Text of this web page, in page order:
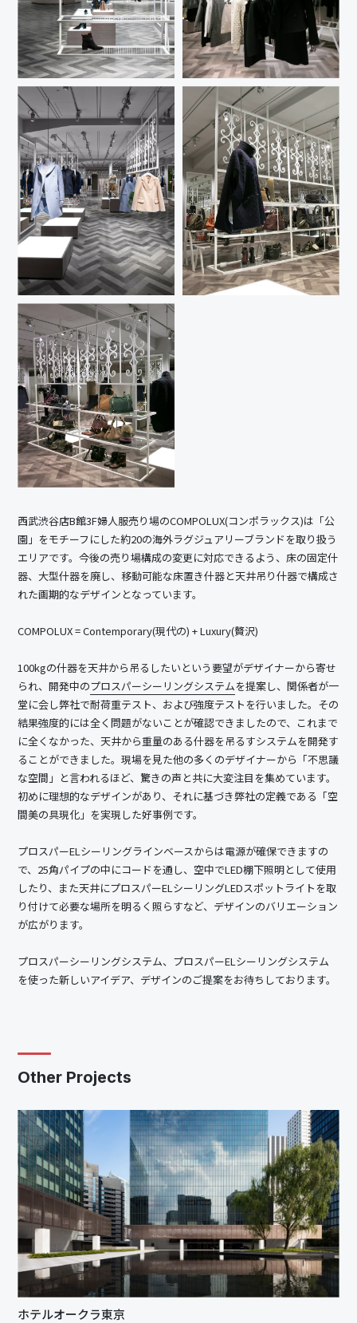
西武渋谷店B館3F婦人服売り場のCOMPOLUX(コンポラックス)は「公
園」をモチーフにした約20の海外ラグジュアリーブランドを取り扱う
エリアです。今後の売り場構成の変更に対応できるよう、床の固定什
器、大型什器を廃し、移動可能な床置き什器と天井吊り什器で構成さ
れた画期的なデザインとなっています。
COMPOLUX = Contemporary(現代の) + Luxury(贅沢)
100kgの什器を天井から吊るしたいという要望がデザイナーから寄せ
られ、開発中のプロスパーシーリングシステムを提案し、関係者が一
堂に会し弊社で耐荷重テスト、および強度テストを行いました。その
結果強度的には全く問題がないことが確認できましたので、これまで
に全くなかった、天井から重量のある什器を吊るすシステムを開発す
ることができました。現場を見た他の多くのデザイナーから「不思議
な空間」と言われるほど、驚きの声と共に大変注目を集めています。
初めに理想的なデザインがあり、それに基づき弊社の定義である「空
間美の具現化」を実現した好事例です。
プロスパーELシーリングラインベースからは電源が確保できますの
で、25角パイプの中にコードを通し、空中でLED棚下照明として使用
したり、また天井にプロスパーELシーリングLEDスポットライトを取
り付けて必要な場所を明るく照らすなど、デザインのバリエーション
が広がります。
プロスパーシーリングシステム、プロスパーELシーリングシステム
を使った新しいアイデア、デザインのご提案をお待ちしております。
Other Projects
ホテルオークラ東京